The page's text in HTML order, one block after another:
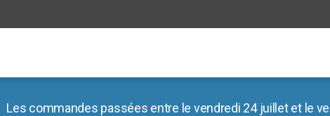
Les commandes passées entre le vendredi 24 juillet et le
Accueil/ Boutique/